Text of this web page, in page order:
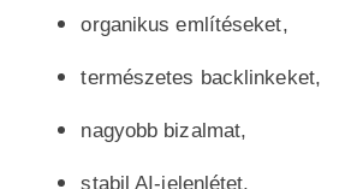
organikus említéseket,
természetes backlinkeket,
nagyobb bizalmat,
stabil AI-jelenlétet,